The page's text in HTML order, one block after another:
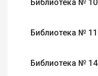
Библиотека № 10
Библиотека № 11
Библиотека № 14